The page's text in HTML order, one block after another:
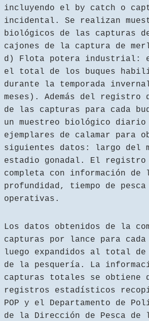
incluyendo el by catch o
incidental. Se realizan
biológicos de las capturas
cajones de la captura de
d) Flota potera industrial: el
el total de los buques
durante la temporada
meses). Además del registro
de las capturas para cada
un muestreo biológico diario
ejemplares de calamar para
siguientes datos: largo del
estadio gonadal. El registro
completa con información
profundidad, tiempo de
operativas.
Los datos obtenidos de la
capturas por lance para
luego expandidos al total
de la pesquería. La
capturas totales se obtiene
registros estadísticos
POP y el Departamento de
de la Dirección de Pesca de